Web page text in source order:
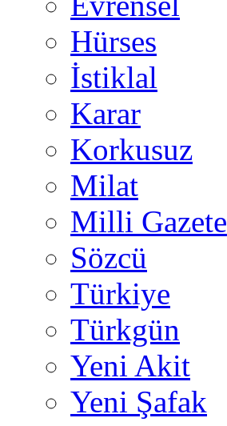
Hürses
İstiklal
Karar
Korkusuz
Milat
Milli Gazete
Sözcü
Türkiye
Türkgün
Yeni Akit
Yeni Şafak